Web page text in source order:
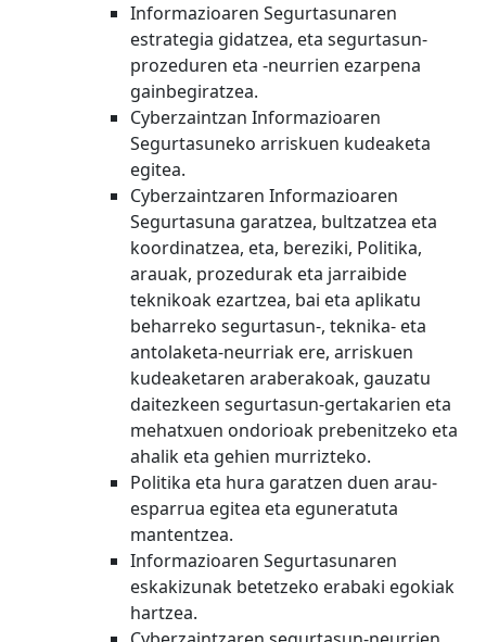
Informazioaren Segurtasunaren
estrategia gidatzea, eta segurtasun-
prozeduren eta -neurrien ezarpena
gainbegiratzea.
Cyberzaintzan Informazioaren
Segurtasuneko arriskuen kudeaketa
egitea.
Cyberzaintzaren Informazioaren
Segurtasuna garatzea, bultzatzea eta
koordinatzea, eta, bereziki, Politika,
arauak, prozedurak eta jarraibide
teknikoak ezartzea, bai eta aplikatu
beharreko segurtasun-, teknika- eta
antolaketa-neurriak ere, arriskuen
kudeaketaren araberakoak, gauzatu
daitezkeen segurtasun-gertakarien eta
mehatxuen ondorioak prebenitzeko eta
ahalik eta gehien murrizteko.
Politika eta hura garatzen duen arau-
esparrua egitea eta eguneratuta
mantentzea.
Informazioaren Segurtasunaren
eskakizunak betetzeko erabaki egokiak
hartzea.